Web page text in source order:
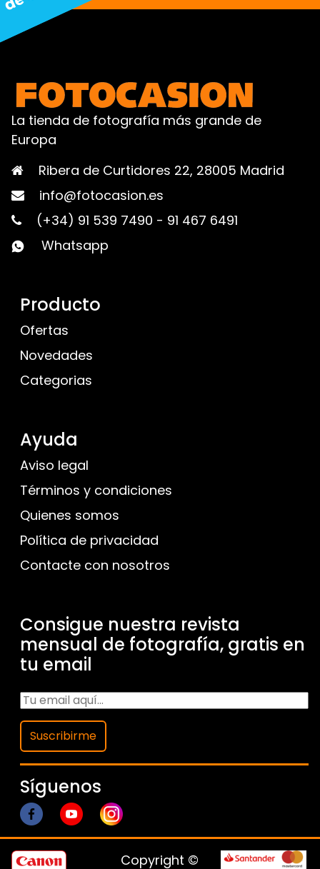
La tienda de fotografía más grande de
Europa
Ribera de Curtidores 22, 28005 Madrid
info@fotocasion.es
(+34) 91 539 7490 - 91 467 6491
Whatsapp
Producto
Ofertas
Novedades
Categorias
Ayuda
Aviso legal
Términos y condiciones
Quienes somos
Política de privacidad
Contacte con nosotros
Consigue nuestra revista
mensual de fotografía, gratis en
tu email
Suscribirme
Síguenos
Copyright ©